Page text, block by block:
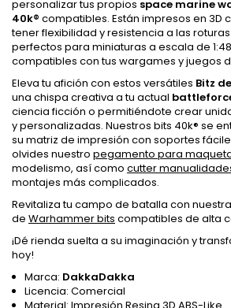
personalizar tus propios space marine
40k® compatibles. Están impresos en 3D
tener flexibilidad y resistencia a las
perfectos para miniaturas a escala de
compatibles con tus wargames y juegos
Eleva tu afición con estos versátiles Bitz
una chispa creativa a tu actual
ciencia ficción o permitiéndote crear
y personalizadas. Nuestros bits 40k® se
su matriz de impresión con soportes
olvides nuestro pegamento para
modelismo, así como cutter
montajes más complicados.
Revitaliza tu campo de batalla con
de Warhammer bits compatibles de alta
¡Dé rienda suelta a su imaginación y
hoy!
Marca: DakkaDakka
Licencia: Comercial